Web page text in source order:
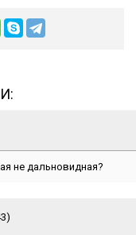
не дальновидная?